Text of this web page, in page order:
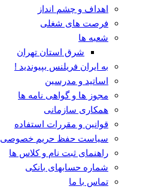
اهداف و چشم انداز
فرصت های شغلی
شعبه ها
شرق استان تهران
به ایران فریلنس بپیوندید !
اساتید و مدرسین
مجوز ها و گواهی نامه ها
همکاری سازمانی
قوانین و مقررات استفاده
سیاست حفظ حریم خصوصی
راهنمای ثبت نام و کلاس ها
شماره حسابهای بانکی
تماس با ما